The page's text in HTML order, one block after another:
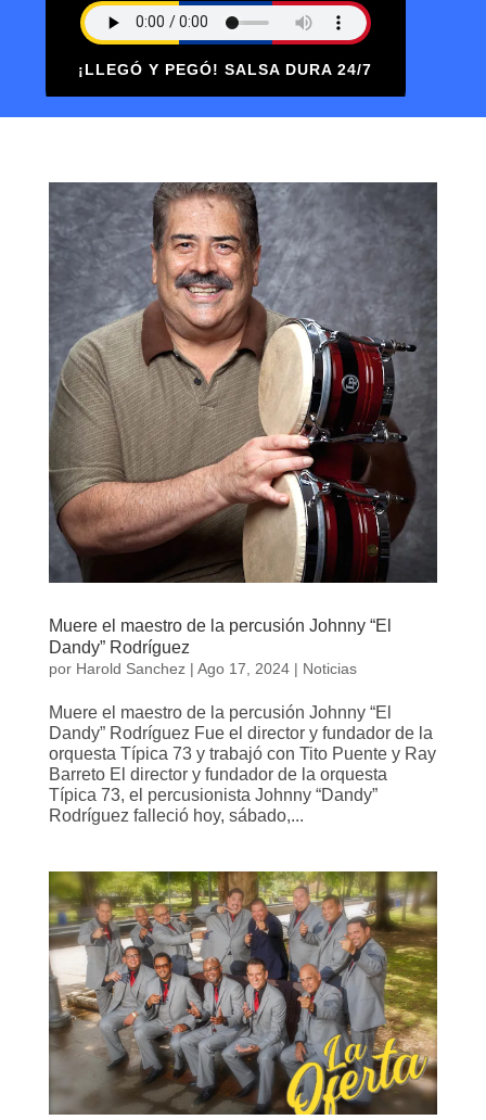
¡LLEGÓ Y PEGÓ! SALSA DURA 24/7
Muere el maestro de la percusión Johnny “El
Dandy” Rodríguez
por Harold Sanchez| Ago 17, 2024| Noticias
Muere el maestro de la percusión Johnny “El
Dandy” Rodríguez Fue el director y fundador de la
orquesta Típica 73 y trabajó con Tito Puente y Ray
Barreto El director y fundador de la orquesta
Típica 73, el percusionista Johnny “Dandy”
Rodríguez falleció hoy, sábado,...